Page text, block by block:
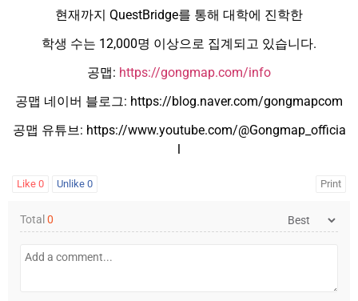
현재까지 QuestBridge를 통해 대학에 진학한
학생 수는 12,000명 이상으로 집계되고 있습니다.
공맵: https://gongmap.com/info
공맵 네이버 블로그: https://blog.naver.com/gongmapcom
공맵 유튜브: https://www.youtube.com/@Gongmap_officia
l
Like 0 Unlike 0 Print
Total 0